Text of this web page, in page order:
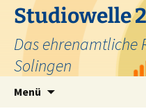
Zum
Inhalt
springen
Studiowelle 2
Das ehrenamtliche
Solingen
Menü